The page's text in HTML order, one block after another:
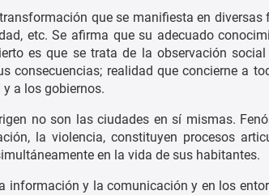
que se manifiesta en diversas
etc. Se afirma que su adecuado
es que se trata de la observación
consecuencias; realidad que concierne a
a los gobiernos.
no son las ciudades en sí mismas.
la violencia, constituyen procesos
en la vida de sus habitantes.
información y la comunicación y en los